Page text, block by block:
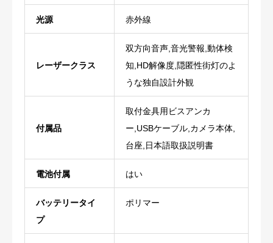
光源 ‎赤外線
レーザークラス
‎双方向音声,音光警報,動体検
知,HD解像度,隠匿性街灯のよ
うな独自設計外観
付属品
‎取付金具用ビスアンカ
ー,USBケーブル,カメラ本体,
台座,日本語取扱説明書
電池付属 ‎はい
バッテリータイ
プ
‎ポリマー